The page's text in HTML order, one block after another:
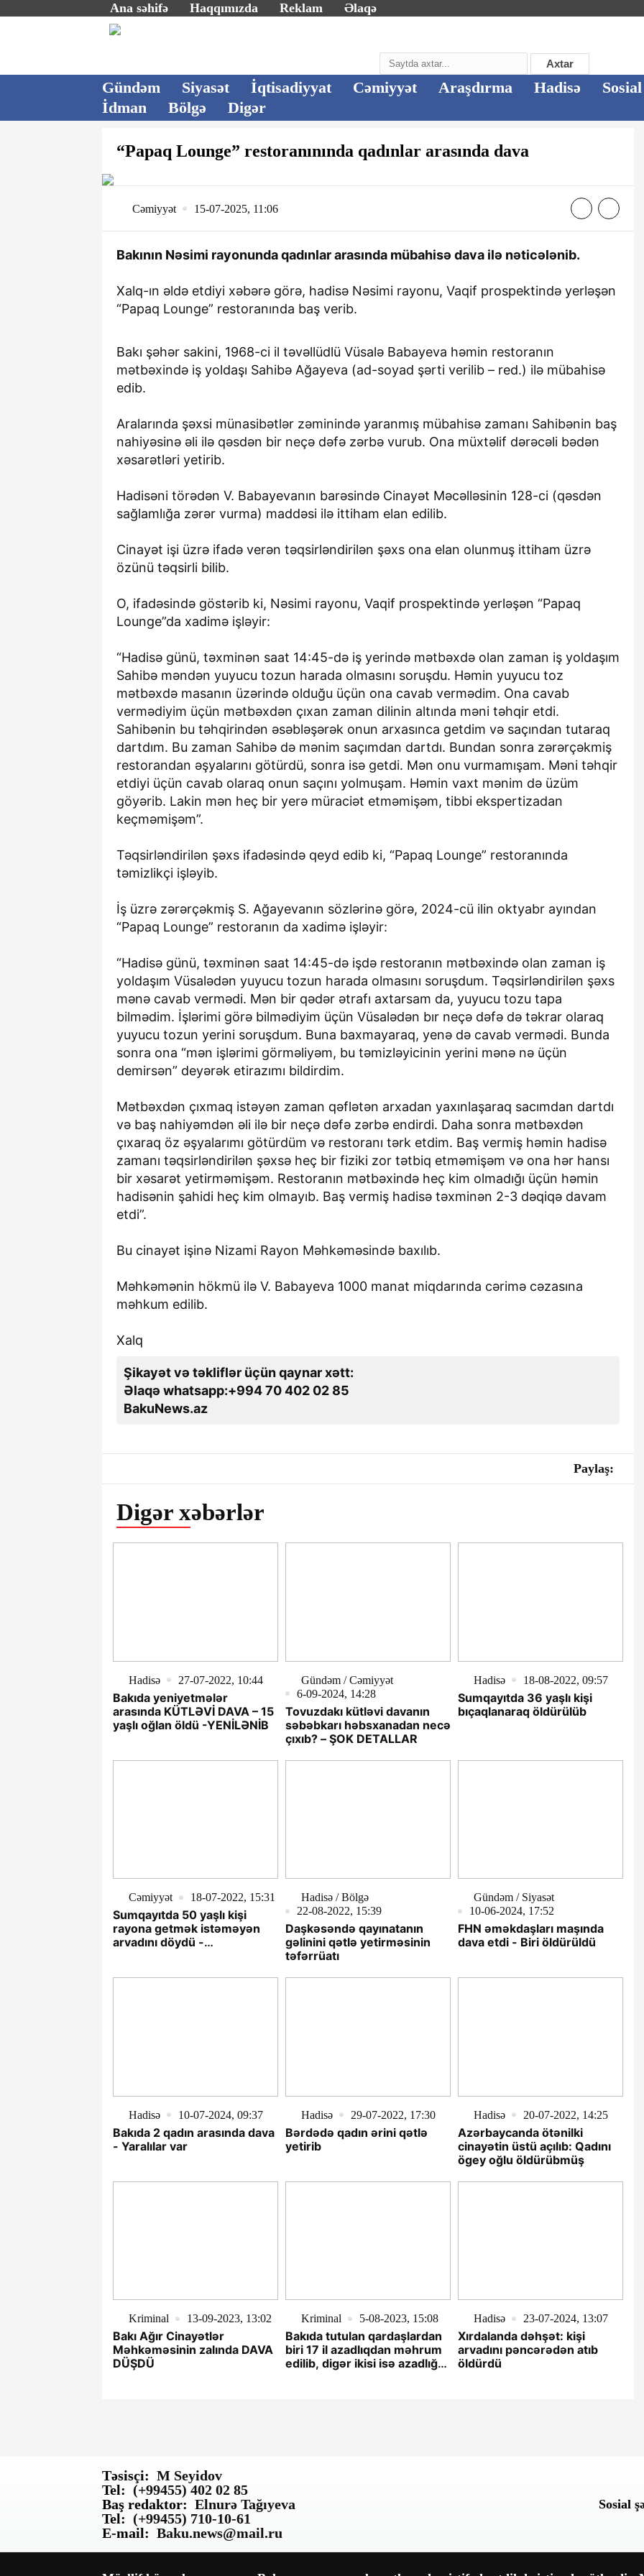
Ana səhifə Haqqımızda Reklam Əlaqə
Axtar
Gündəm Siyasət İqtisadiyyat Cəmiyyət Araşdırma Hadisə Sosial
İdman
Bölgə Digər
“Papaq Lounge” restoranınında qadınlar arasında dava
Cəmiyyət 15-07-2025, 11:06
Bakının Nəsimi rayonunda qadınlar arasında mübahisə dava ilə nəticələnib.
Xalq-ın əldə etdiyi xəbərə görə, hadisə Nəsimi rayonu, Vaqif prospektində yerləşən
“Papaq Lounge” restoranında baş verib.
Bakı şəhər sakini, 1968-ci il təvəllüdlü Vüsalə Babayeva həmin restoranın
mətbəxində iş yoldaşı Sahibə Ağayeva (ad-soyad şərti verilib – red.) ilə mübahisə
edib.
Aralarında şəxsi münasibətlər zəminində yaranmış mübahisə zamanı Sahibənin baş
nahiyəsinə əli ilə qəsdən bir neçə dəfə zərbə vurub. Ona müxtəlif dərəcəli bədən
xəsarətləri yetirib.
Hadisəni törədən V. Babayevanın barəsində Cinayət Məcəlləsinin 128-ci (qəsdən
sağlamlığa zərər vurma) maddəsi ilə ittiham elan edilib.
Cinayət işi üzrə ifadə verən təqsirləndirilən şəxs ona elan olunmuş ittiham üzrə
özünü təqsirli bilib.
O, ifadəsində göstərib ki, Nəsimi rayonu, Vaqif prospektində yerləşən “Papaq
Lounge”da xadimə işləyir:
“Hadisə günü, təxminən saat 14:45-də iş yerində mətbəxdə olan zaman iş yoldaşım
Sahibə məndən yuyucu tozun harada olmasını soruşdu. Həmin yuyucu toz
mətbəxdə masanın üzərində olduğu üçün ona cavab vermədim. Ona cavab
vermədiyim üçün mətbəxdən çıxan zaman dilinin altında məni təhqir etdi.
Sahibənin bu təhqirindən əsəbləşərək onun arxasınca getdim və saçından tutaraq
dartdım. Bu zaman Sahibə də mənim saçımdan dartdı. Bundan sonra zərərçəkmiş
restorandan əşyalarını götürdü, sonra isə getdi. Mən onu vurmamışam. Məni təhqir
etdiyi üçün cavab olaraq onun saçını yolmuşam. Həmin vaxt mənim də üzüm
göyərib. Lakin mən heç bir yerə müraciət etməmişəm, tibbi ekspertizadan
keçməmişəm”.
Təqsirləndirilən şəxs ifadəsində qeyd edib ki, “Papaq Lounge” restoranında
təmizlikçi işləyib.
İş üzrə zərərçəkmiş S. Ağayevanın sözlərinə görə, 2024-cü ilin oktyabr ayından
“Papaq Lounge” restoranın da xadimə işləyir:
“Hadisə günü, təxminən saat 14:45-də işdə restoranın mətbəxində olan zaman iş
yoldaşım Vüsalədən yuyucu tozun harada olmasını soruşdum. Təqsirləndirilən şəxs
mənə cavab vermədi. Mən bir qədər ətrafı axtarsam da, yuyucu tozu tapa
bilmədim. İşlərimi görə bilmədiyim üçün Vüsalədən bır neçə dəfə də təkrar olaraq
yuyucu tozun yerini soruşdum. Buna baxmayaraq, yenə də cavab vermədi. Bunda
sonra ona “mən işlərimi görməliyəm, bu təmizləyicinin yerini mənə nə üçün
demirsən” deyərək etirazımı bildirdim.
Mətbəxdən çıxmaq istəyən zaman qəflətən arxadan yaxınlaşaraq sacımdan dartdı
və baş nahiyəmdən əli ilə bir neçə dəfə zərbə endirdi. Daha sonra mətbəxdən
çıxaraq öz əşyalarımı götürdüm və restoranı tərk etdim. Baş vermiş həmin hadisə
zamanı təqsirləndirilən şəxsə heç bir fiziki zor tətbiq etməmişəm və ona hər hansı
bir xəsarət yetirməmişəm. Restoranın mətbəxində heç kim olmadığı üçün həmin
hadisənin şahidi heç kim olmayıb. Baş vermiş hadisə təxminən 2-3 dəqiqə davam
etdi”.
Bu cinayət işinə Nizami Rayon Məhkəməsində baxılıb.
Məhkəmənin hökmü ilə V. Babayeva 1000 manat miqdarında cərimə cəzasına
məhkum edilib.
Xalq
Şikayət və təkliflər üçün qaynar xətt:
Əlaqə whatsapp:+994 70 402 02 85
BakuNews.az
Paylaş:
Digər xəbərlər
Hadisə 27-07-2022, 10:44
Bakıda yeniyetmələr
arasında KÜTLƏVİ DAVA – 15
yaşlı oğlan öldü -YENİLƏNİB
Gündəm / Cəmiyyət
6-09-2024, 14:28
Tovuzdakı kütləvi davanın
səbəbkarı həbsxanadan necə
çıxıb? – ŞOK DETALLAR
Hadisə 18-08-2022, 09:57
Sumqayıtda 36 yaşlı kişi
bıçaqlanaraq öldürülüb
Cəmiyyət 18-07-2022, 15:31
Sumqayıtda 50 yaşlı kişi
rayona getmək istəməyən
arvadını döydü -
Hadisə / Bölgə
22-08-2022, 15:39
Daşkəsəndə qayınatanın
gəlinini qətlə yetirməsinin
təfərrüatı
Gündəm / Siyasət
10-06-2024, 17:52
FHN əməkdaşları maşında
dava etdi - Biri öldürüldü
Hadisə 10-07-2024, 09:37
Bakıda 2 qadın arasında dava
- Yaralılar var
Hadisə 29-07-2022, 17:30
Bərdədə qadın ərini qətlə
yetirib
Hadisə 20-07-2022, 14:25
Azərbaycanda ötənilki
cinayətin üstü açılıb: Qadını
ögey oğlu öldürübmüş
Kriminal 13-09-2023, 13:02
Bakı Ağır Cinayətlər
Məhkəməsinin zalında DAVA
DÜŞDÜ
Kriminal 5-08-2023, 15:08
Bakıda tutulan qardaşlardan
biri 17 il azadlıqdan məhrum
edilib, digər ikisi isə azadlığa
Hadisə 23-07-2024, 13:07
Xırdalanda dəhşət: kişi
arvadını pəncərədən atıb
öldürdü
Təsisçi: M Seyidov
Tel: (+99455) 402 02 85
Baş redaktor: Elnurə Tağıyeva
Tel: (+99455) 710-10-61
E-mail: Baku.news@mail.ru
Sosial